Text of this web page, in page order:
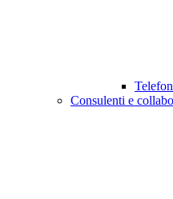
Consulenti e